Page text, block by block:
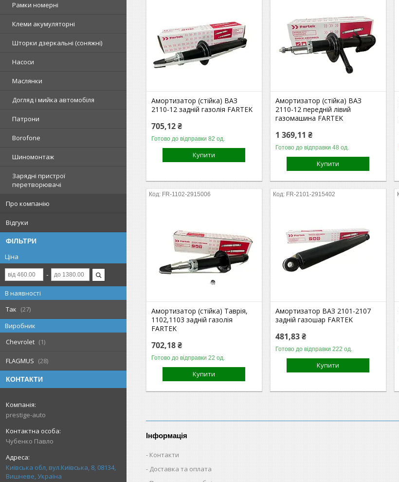
Рамки номерні
Клеми акумуляторні
Шторки дзеркальні (соняжні)
Насоси
Маслянки
Догляд і мийка автомобіля
Патрони
Borofone
Шиномонтаж
Зарядні пристрої
перетворювачі
Про компанію
Відгуки
ФІЛЬТРИ
Ціна
В наявності
Так
27
Виробник
Chevrolet
1
FLAGMUS 28
КОНТАКТИ
prestige-auto
Чубенко Павло
Київська обл, вул.Київська, 8, 08134,
Вишневе, Україна
Амортизатор (стійка) ВАЗ
2110-12 задній газолія FARTEK
705,12 ₴
Готово до відправки 82 од.
Купити
Амортизатор (стійка) ВАЗ
2110-12 передній лівий
газомашина FARTEK
1 369,11 ₴
Готово до відправки 48 од.
Купити
FR-1102-2915006
Амортизатор (стійка) Таврія,
1102,1103 задній газолія
FARTEK
702,18 ₴
Готово до відправки 22 од.
Купити
FR-2101-2915402
Амортизатор ВАЗ 2101-2107
задній газошар FARTEK
481,83 ₴
Готово до відправки 222 од.
Купити
Інформація
Контакти
Доставка та оплата